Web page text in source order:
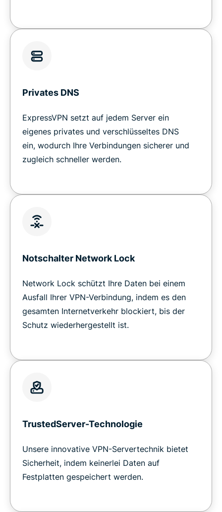
Privates DNS
ExpressVPN setzt auf jedem Server ein
eigenes privates und verschlüsseltes DNS
ein, wodurch Ihre Verbindungen sicherer und
zugleich schneller werden.
Notschalter Network Lock
Network Lock schützt Ihre Daten bei einem
Ausfall Ihrer VPN-Verbindung, indem es den
gesamten Internetverkehr blockiert, bis der
Schutz wiederhergestellt ist.
TrustedServer-Technologie
Unsere innovative VPN-Servertechnik bietet
Sicherheit, indem keinerlei Daten auf
Festplatten gespeichert werden.